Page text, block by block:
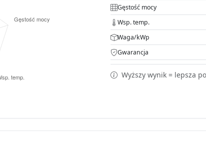
Gęstość mocy
Wsp. temp.
Waga/kWp
Gwarancja
Wyższy wynik = lepsza